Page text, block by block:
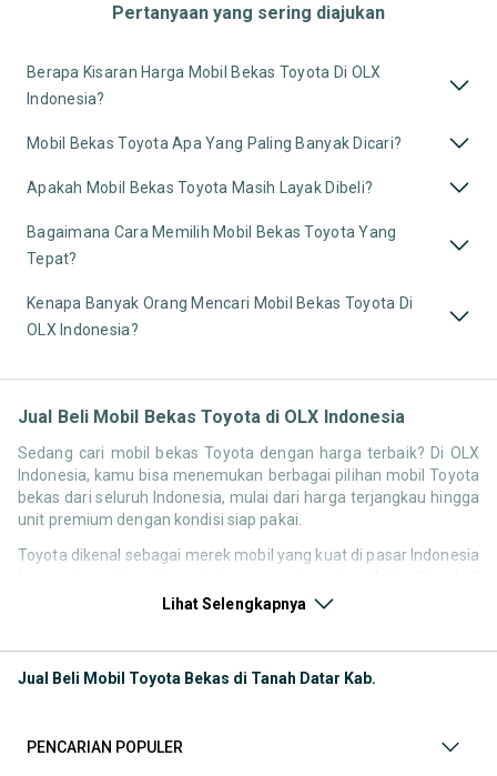
Pertanyaan yang sering diajukan
Berapa Kisaran Harga Mobil Bekas Toyota Di OLX
Indonesia?
Mobil Bekas Toyota Apa Yang Paling Banyak Dicari?
Apakah Mobil Bekas Toyota Masih Layak Dibeli?
Bagaimana Cara Memilih Mobil Bekas Toyota Yang
Tepat?
Kenapa Banyak Orang Mencari Mobil Bekas Toyota Di
OLX Indonesia?
Jual Beli Mobil Bekas Toyota di OLX Indonesia
Sedang cari mobil bekas Toyota dengan harga terbaik? Di OLX
Indonesia, kamu bisa menemukan berbagai pilihan mobil Toyota
bekas dari seluruh Indonesia, mulai dari harga terjangkau hingga
unit premium dengan kondisi siap pakai.
Toyota dikenal sebagai merek mobil yang kuat di pasar Indonesia
yang stabil. Itu sebabnya pencarian seperti
Melalui halaman ini, kamu bisa langsung membandingkan
Lihat Selengkapnya
Jual Beli Mobil Toyota Bekas di Tanah Datar Kab.
PENCARIAN POPULER